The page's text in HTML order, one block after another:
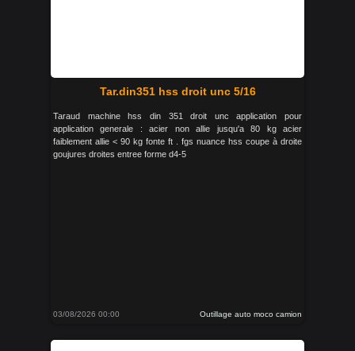
Tar.din351 hss droit unc 5/16
Taraud machine hss din 351 droit unc application pour
application generale : acier non allie jusqu'a 80 kg acier
faiblement allie < 90 kg fonte ft . fgs nuance hss coupe à droite
goujures droites entree forme d4-5
03/08/2026 00:00 Outillage auto moco camion